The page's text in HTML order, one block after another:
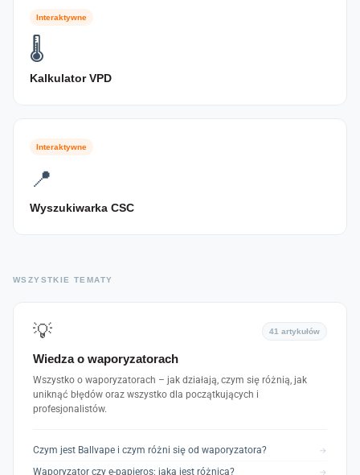
Interaktywne
🌡
Kalkulator VPD
Interaktywne
📍
Wyszukiwarka CSC
WSZYSTKIE TEMATY
💡 41 artykułów
Wiedza o waporyzatorach
Wszystko o waporyzatorach – jak działają, czym się różnią, jak
uniknąć błędów oraz wszystko dla początkujących i
profesjonalistów.
Czym jest Ballvape i czym różni się od waporyzatora? →
Waporyzator czy e-papieros: jaka jest różnica? →